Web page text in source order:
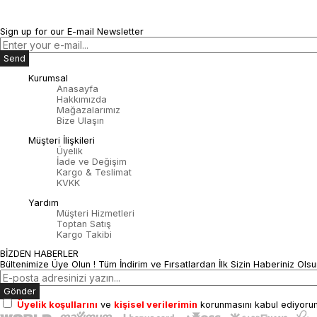
Sign up for our E-mail Newsletter
Send
Kurumsal
Anasayfa
Hakkımızda
Mağazalarımız
Bize Ulaşın
Müşteri İlişkileri
Üyelik
İade ve Değişim
Kargo & Teslimat
KVKK
Yardım
Müşteri Hizmetleri
Toptan Satış
Kargo Takibi
BİZDEN HABERLER
Bültenimize Üye Olun ! Tüm İndirim ve Fırsatlardan İlk Sizin Haberiniz
Gönder
Üyelik koşullarını ve kişisel verilerimin korunmasını kabul